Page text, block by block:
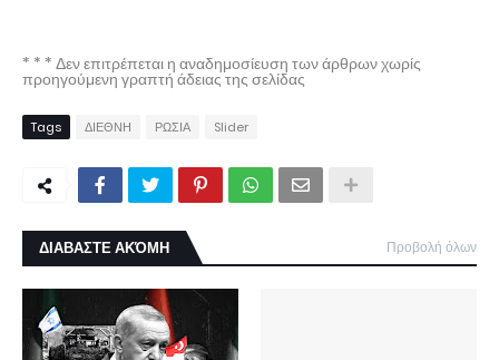
* * * Δεν επιτρέπεται η αναδημοσίευση των άρθρων χωρίς
προηγούμενη γραπτή άδειας της σελίδας
Tags ΔΙΕΘΝΗ ΡΩΣΙΑ Slider
ΔΙΑΒΑΣΤΕ ΑΚΌΜΗ Προβολή όλων